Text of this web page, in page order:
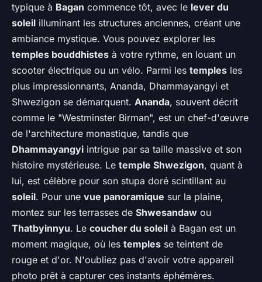
typique à Bagan commence tôt, avec le lever du
soleil illuminant les structures anciennes, créant une
ambiance mystique. Vous pouvez explorer les
temples bouddhistes à votre rythme, en louant un
scooter électrique ou un vélo. Parmi les temples les
plus impressionnants, Ananda, Dhammayangyi et
Shwezigon se démarquent. Ananda, souvent décrit
comme le "Westminster Birman", est un chef-d'œuvre
de l'architecture monastique, tandis que
Dhammayangyi intrigue par sa taille massive et son
histoire mystérieuse. Le temple Shwezigon, quant à
lui, est célèbre pour son stupa doré scintillant au
soleil. Pour une vue panoramique sur la plaine,
montez sur les terrasses de Shwesandaw ou
Thatbyinnyu. Le coucher du soleil à Bagan est un
moment magique, où les temples se teintent de
rouge et d'or. N'oubliez pas d'avoir votre appareil
photo prêt à capturer ces instants éphémères.